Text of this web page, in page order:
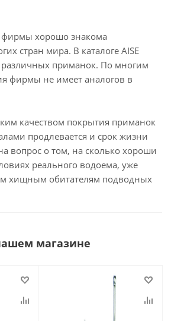
фирмы хорошо знакома
стран мира. В каталоге AISE
приманок. По многим
фирмы не имеет аналогов в
качеством покрытия приманок
продлевается и срок жизни
вопрос о том, на сколько хороши
реального водоема, уже
хищным обитателям подводных
магазине